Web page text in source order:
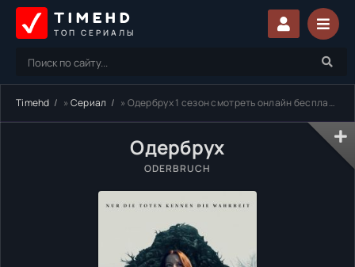
TIMEHD
ТОП СЕРИАЛЫ
Timehd »Сериал » Одербрух 1 сезон смотреть онлайн бесплатно
Одербрух
ODERBRUCH